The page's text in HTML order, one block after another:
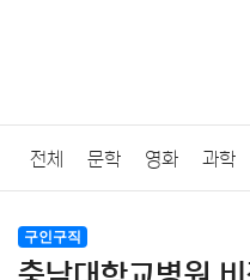
전체 문학 영화 과학
법률
구인구직